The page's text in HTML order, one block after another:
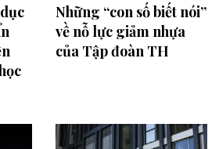
Những “con số biết nói”
về nỗ lực giảm nhựa
của Tập đoàn TH